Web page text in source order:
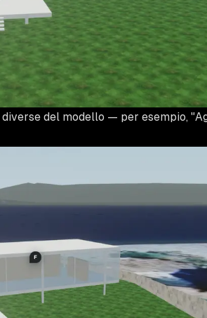
del modello — per esempio,